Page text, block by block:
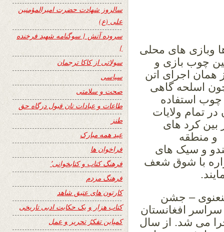
وبازی های محلی
چوب بازی و
همان اجرای اتن
اسلحه گاهی
استفاده
تمام ولایات
بین کرد های
و منطقه
و سیک های
با شوق شعف
– جشن
افغانستان
می شد. از سال
سالروز شهادت حضرت امیرالمؤمنین
علی (ع)
سروده آتش { سوگنامه شهید فرخنده
}
سولاتی از کاکا ترجمان
سیاسی
صحت و سلامتی
طاعات و عبادات تان قبول درگاه حق
طنز
عید همه مبارک
فراخوان ها
فرهنگ کتاب و کتابخوانی٬
فرهنگ مردم
کارتون های عتیق شاهد
کتاب هزار و یک حکایت ادبی تاریخی
کمپاین تفکرُ تحریر و عمل